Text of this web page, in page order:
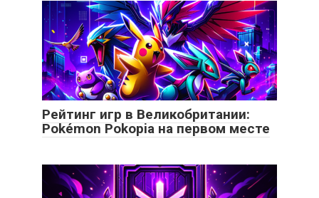
Рейтинг игр в Великобритании:
Pokémon Pokopia на первом месте